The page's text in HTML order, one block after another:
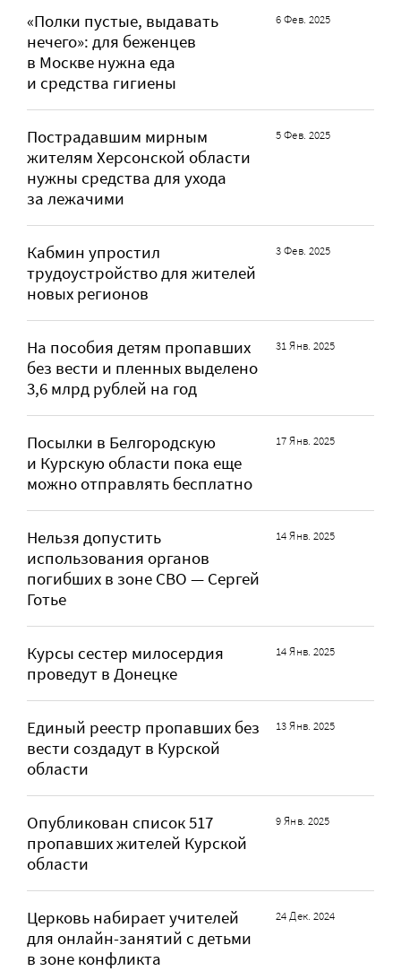
«Полки пустые, выдавать
нечего»: для беженцев
в Москве нужна еда
и средства гигиены
6 Фев. 2025
Пострадавшим мирным
жителям Херсонской области
нужны средства для ухода
за лежачими
5 Фев. 2025
Кабмин упростил
трудоустройство для жителей
новых регионов
3 Фев. 2025
На пособия детям пропавших
без вести и пленных выделено
3,6 млрд рублей на год
31 Янв. 2025
Посылки в Белгородскую
и Курскую области пока еще
можно отправлять бесплатно
17 Янв. 2025
Нельзя допустить
использования органов
погибших в зоне СВО — Сергей
Готье
14 Янв. 2025
Курсы сестер милосердия
проведут в Донецке
14 Янв. 2025
Единый реестр пропавших без
вести создадут в Курской
области
13 Янв. 2025
Опубликован список 517
пропавших жителей Курской
области
9 Янв. 2025
Церковь набирает учителей
для онлайн-занятий с детьми
в зоне конфликта
24 Дек. 2024